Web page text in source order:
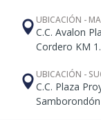
UBICACIÓN -
C.C. Avalon
Cordero KM 1.
UBICACIÓN -
C.C. Plaza